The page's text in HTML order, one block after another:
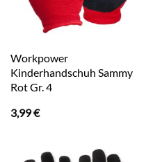
Workpower
Kinderhandschuh Sammy
Rot Gr. 4
3,99€